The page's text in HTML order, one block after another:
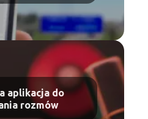
aplikacja do
rozmów